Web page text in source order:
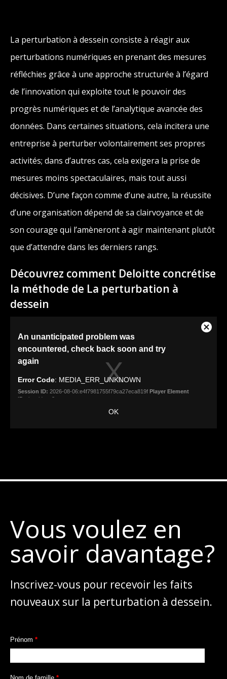
La perturbation à dessein consiste à réagir aux
perturbations numériques en prenant des mesures
réfléchies grâce à une approche structurée à l’égard
de l’innovation qui exploite tout le pouvoir des
progrès numériques et de l’analytique avancée des
données. Dans certaines situations, cela incitera une
entreprise à perturber volontairement ses propres
activités; dans d’autres cas, cela exigera la prise de
mesures moins spectaculaires, mais tout aussi
décisives. D’une façon comme d’une autre, la réussite
d’une organisation dépend de sa clairvoyance et de
son courage qui l’amèneront à agir maintenant plutôt
que d’attendre dans les derniers rangs.
Découvrez comment Deloitte concrétise
la méthode de La perturbation à
dessein
Vous voulez en
savoir davantage?
Inscrivez-vous pour recevoir les faits
nouveaux sur la perturbation à dessein.